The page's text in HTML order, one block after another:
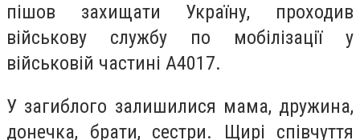
пішов захищати Україну, проходив
військову службу по мобілізації у
військовій частині А4017.
У загиблого залишилися мама, дружина,
донечка, брати, сестри. Щирі співчуття